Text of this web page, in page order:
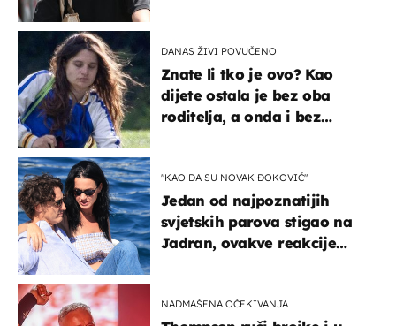
DANAS ŽIVI POVUČENO
Znate li tko je ovo? Kao
dijete ostala je bez oba
roditelja, a onda i bez
"KAO DA SU NOVAK ĐOKOVIĆ"
Jedan od najpoznatijih
svjetskih parova stigao na
Jadran, ovakve reakcije
NADMAŠENA OČEKIVANJA